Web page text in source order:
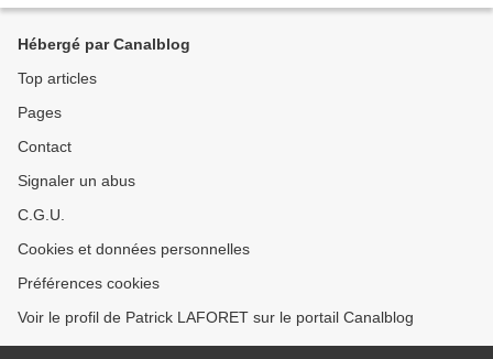
Hébergé par Canalblog
Top articles
Pages
Contact
Signaler un abus
C.G.U.
Cookies et données personnelles
Préférences cookies
Voir le profil de Patrick LAFORET sur le portail Canalblog